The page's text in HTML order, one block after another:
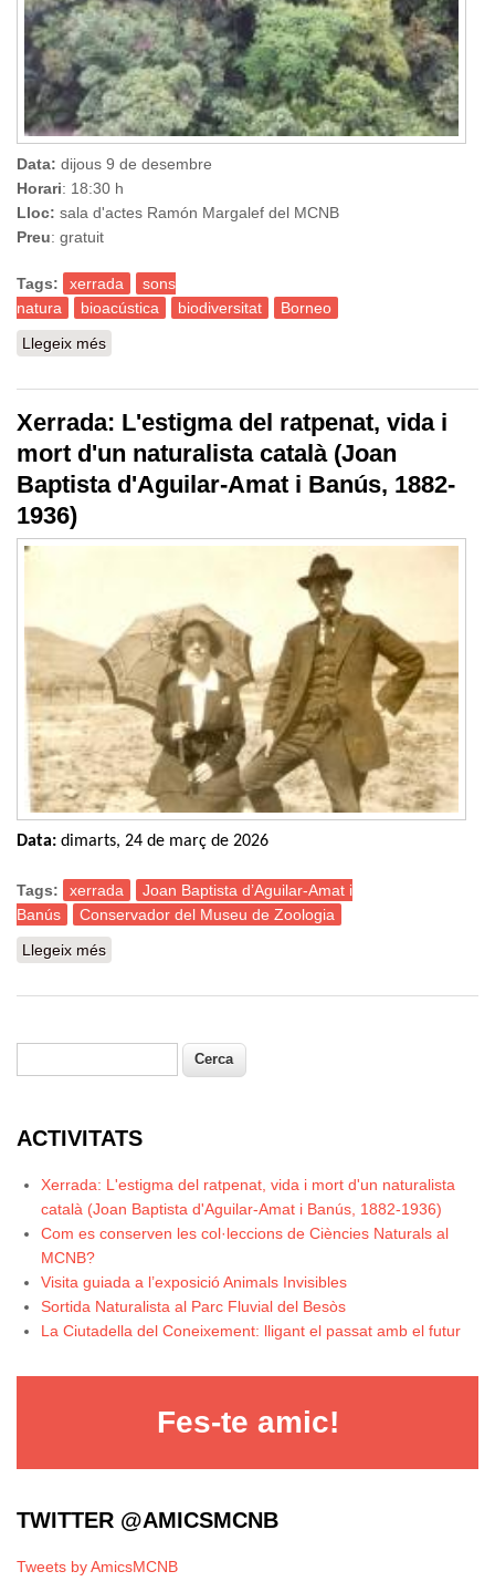
Data: dijous 9 de desembre
Horari: 18:30 h
Lloc: sala d'actes Ramón Margalef del MCNB
Preu: gratuit
Tags: xerrada
sons
natura
bioacústica biodiversitat
Borneo
Llegeix més
Xerrada: L'estigma del ratpenat, vida i
mort d'un naturalista català (Joan
Baptista d'Aguilar-Amat i Banús, 1882-
1936)
Data: dimarts, 24 de març de 2026
Tags: xerrada
Joan Baptista d’Aguilar-Amat i
Banús
Conservador del Museu de Zoologia
Llegeix més
Banús, 1882-1936)
Formulari de cerca
ACTIVITATS
Xerrada: L'estigma del ratpenat, vida i mort d'un naturalista
català (Joan Baptista d'Aguilar-Amat i Banús, 1882-1936)
Com es conserven les col·leccions de Ciències Naturals al
MCNB?
Visita guiada a l’exposició Animals Invisibles
Sortida Naturalista al Parc Fluvial del Besòs
La Ciutadella del Coneixement: lligant el passat amb el futur
Fes-te amic!
TWITTER @AMICSMCNB
Tweets by AmicsMCNB